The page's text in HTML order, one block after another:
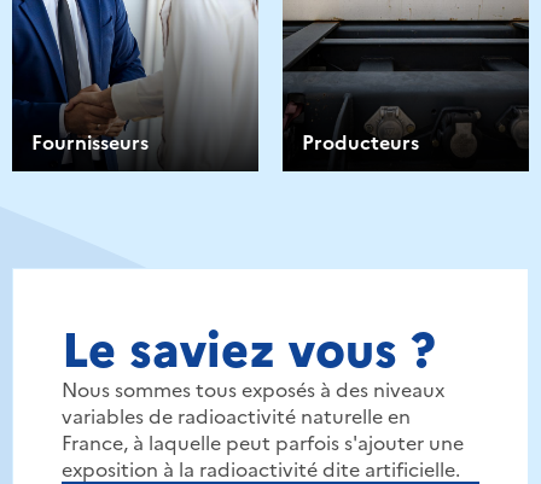
Fournisseurs Producteurs
Le saviez vous ?
Nous sommes tous exposés à des niveaux
variables de radioactivité naturelle en
France, à laquelle peut parfois s'ajouter une
exposition à la radioactivité dite artificielle.